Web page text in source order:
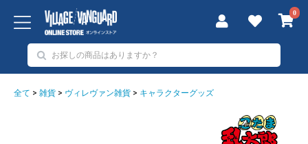
0
全て > 雑貨 > ヴィレヴァン雑貨 > キャラクターグッズ